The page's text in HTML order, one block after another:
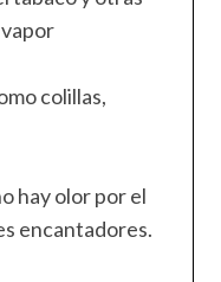
colillas,
hay olor por el
encantadores.